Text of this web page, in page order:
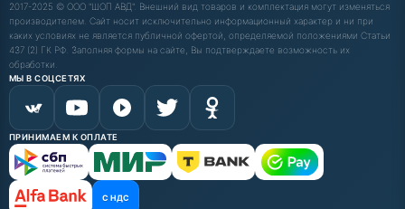
2017-2025 © ООО "ШОП АВД". Внешний вид товаров и комплектация могут изменяться
производителем. Сайт носит исключительно информационный характер и ни при
каких условиях не является публичной офертой, определяемой положениями Статьи
437 (2) ГК РФ. Заполняя формы на сайте, Вы подтверждаете возможность их
обработки.
МЫ В СОЦСЕТЯХ
ПРИНИМАЕМ К ОПЛАТЕ
С НДС